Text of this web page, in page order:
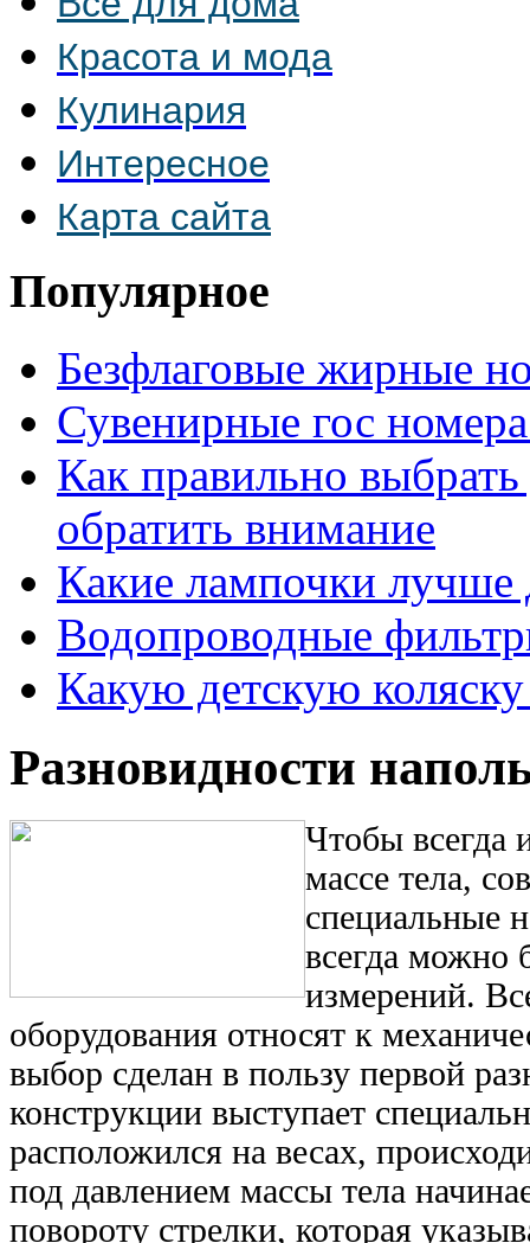
Красота и мода
Кулинария
Интересное
Карта сайта
Популярное
Безфлаговые жирные
Сувенирные гос
Как правильно
обратить внимание
Какие лампочки лучше
Водопроводные
Какую детскую
Разновидности
Чтобы всегда
массе тела,
специальные
всегда можно
измерений.
оборудования относят к
выбор сделан в пользу первой
конструкции выступает
расположился на весах,
под давлением массы тела
повороту стрелки, которая